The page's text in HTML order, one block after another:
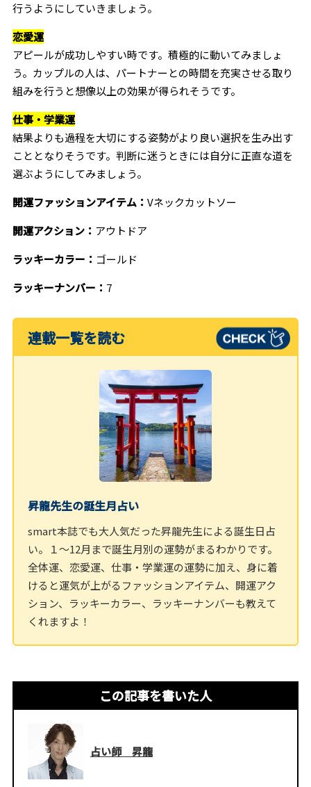
行うようにしていきましょう。
恋愛運
アピールが成功しやすい時です。積極的に動いてみましょ
う。カップルの人は、パートナーとの時間を充実させる取り
組みを行うと想像以上の効果が得られそうです。
仕事・学業運
結果よりも過程を大切にする姿勢がより良い選択を生み出す
こととなりそうです。判断に迷うときには自分に正直な道を
選ぶようにしてみましょう。
開運ファッションアイテム： Vネックカットソー
開運アクション： アウトドア
ラッキーカラー： ゴールド
ラッキーナンバー： 7
連載一覧を読む
昇龍先生の誕生月占い
smart本誌でも大人気だった昇龍先生による誕生日占
い。１～12月まで誕生月別の運勢がまるわかりです。
全体運、恋愛運、仕事・学業運の運勢に加え、身に着
けると運気が上がるファッションアイテム、開運アク
ション、ラッキーカラー、ラッキーナンバーも教えて
くれますよ！
この記事を書いた人
占い師 昇龍